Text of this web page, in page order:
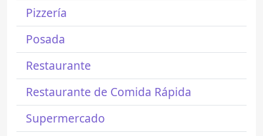
Pizzería
Posada
Restaurante
Restaurante de Comida Rápida
Supermercado